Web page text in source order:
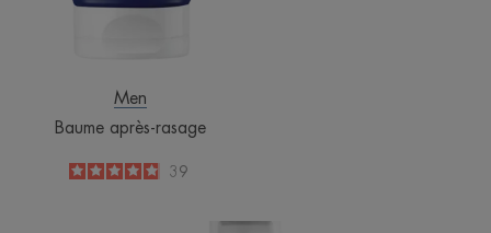
Men
Baume après-rasage
4.9
/
5
39